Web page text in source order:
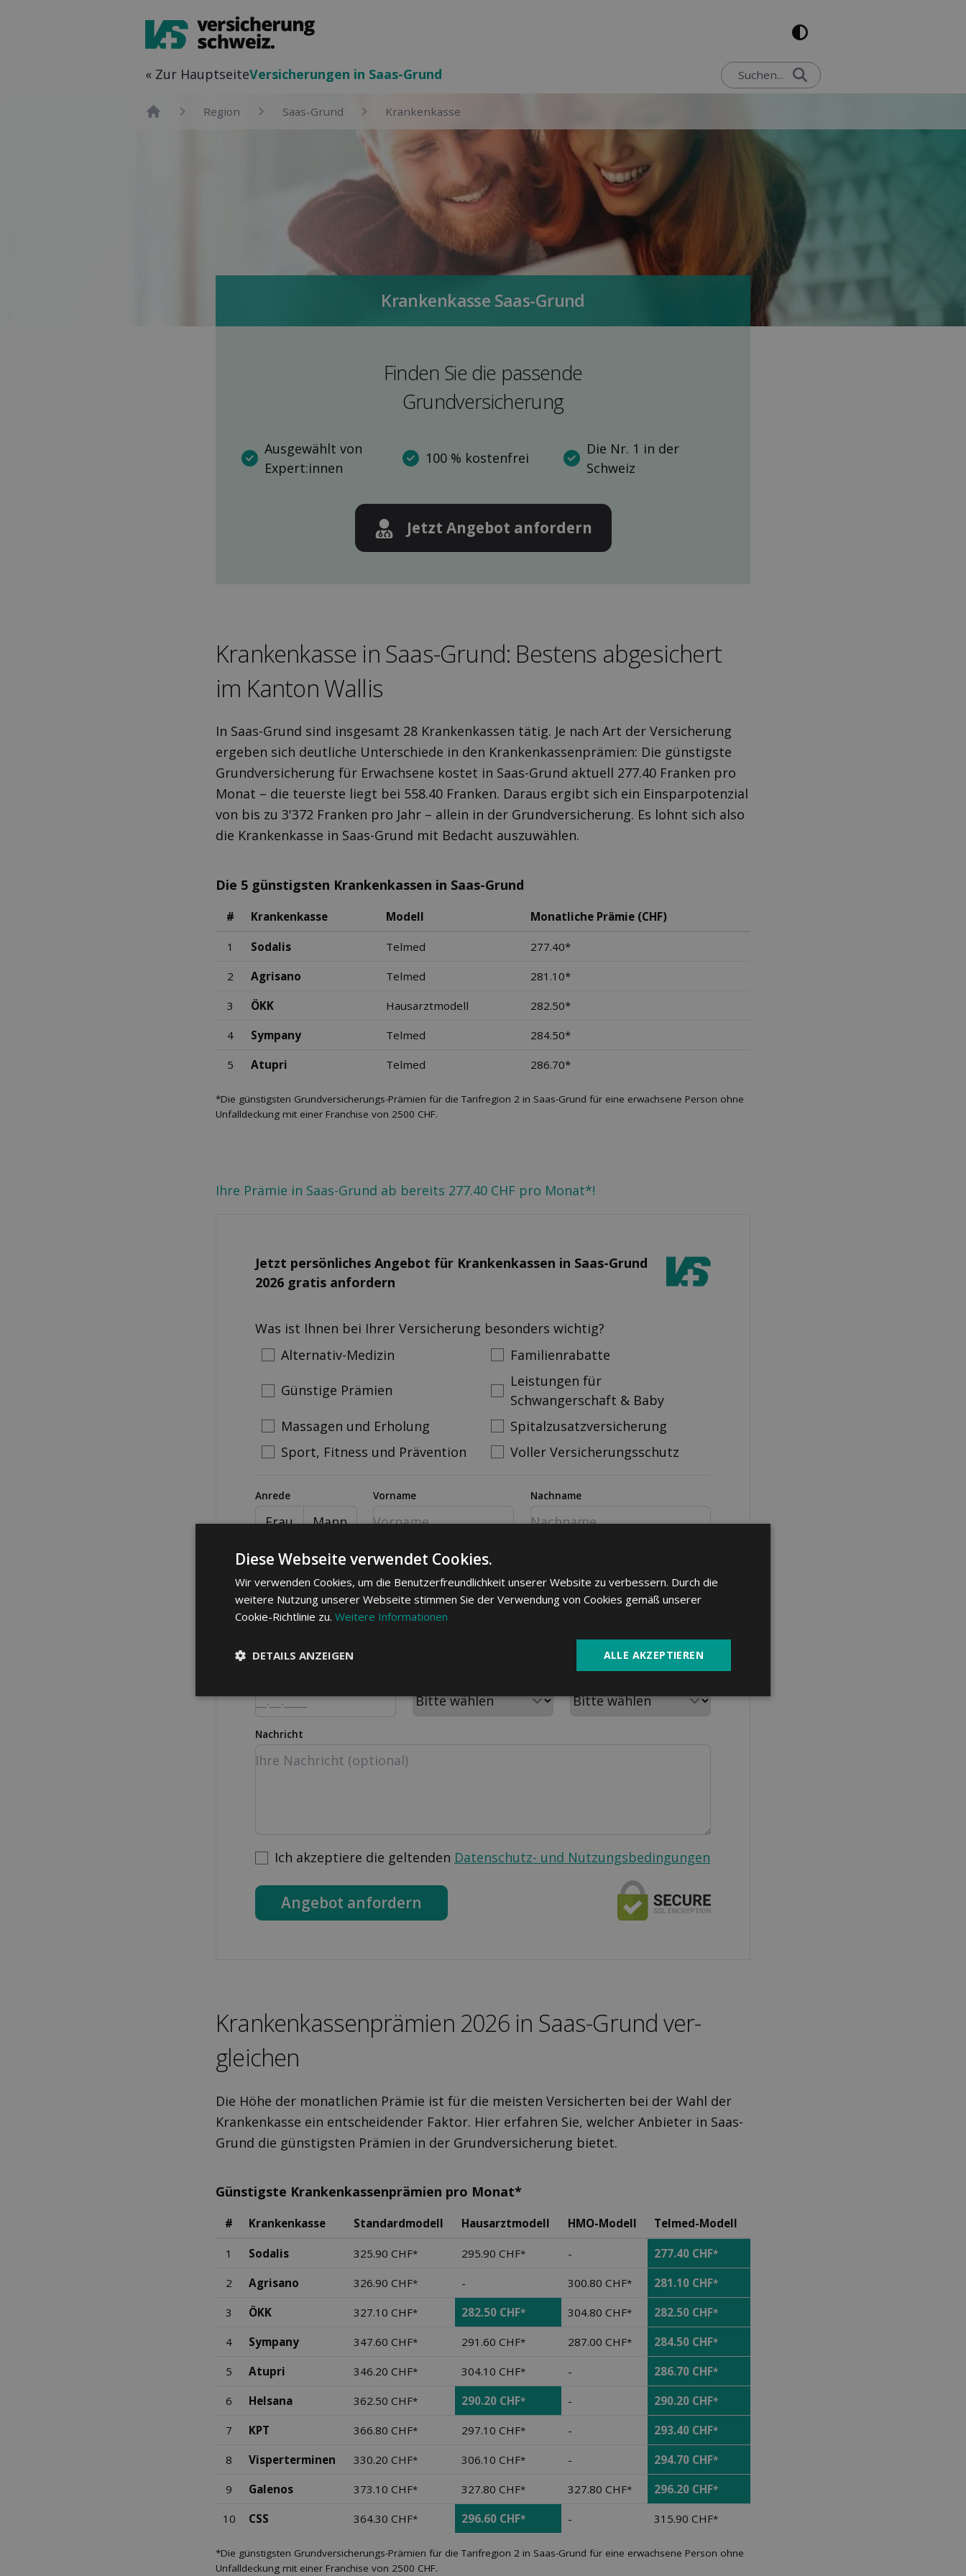
Suchen...
« Zur HauptseiteVersicher­ungen in Saas-Grund
Region Saas-Grund Kranken­kasse
Kranken­kasse Saas-Grund
Finden Sie die pas­sende
Grund­versicherung
Ausgewählt von
Expert:innen
100 % kostenfrei
Die Nr. 1 in der
Schweiz
Jetzt Angebot anfordern
Kranken­kasse in Saas-Grund: Bestens ab­gesichert
im Kanton Wallis
In Saas-Grund sind insgesamt 28 Krankenkassen tätig. Je nach Art der Versicherung
ergeben sich deutliche Unterschiede in den Krankenkassenprämien: Die günstigste
Grundversicherung für Erwachsene kostet in Saas-Grund aktuell 277.40 Franken pro
Monat – die teuerste liegt bei 558.40 Franken. Daraus ergibt sich ein Einsparpotenzial
von bis zu 3'372 Franken pro Jahr – allein in der Grundversicherung. Es lohnt sich also
die Krankenkasse in Saas-Grund mit Bedacht auszuwählen.
Die 5 günstigsten Krankenkassen in Saas-Grund
# Krankenkasse Modell Monatliche Prämie (CHF)
1 Sodalis Telmed 277.40*
2 Agrisano Telmed 281.10*
3 ÖKK Hausarztmodell 282.50*
4 Sympany Telmed 284.50*
5 Atupri Telmed 286.70*
*Die günstigsten Grundversicherungs-Prämien für die Tarifregion 2 in Saas-Grund für eine erwachsene Person ohne
Unfalldeckung mit einer Franchise von 2500 CHF.
Ihre Prämie in Saas-Grund ab bereits 277.40 CHF pro Monat*!
Jetzt persönliches Angebot für Kranken­kassen in Saas-Grund
2026 gratis anfordern
Was ist Ihnen bei Ihrer Versicherung besonders wichtig?
Alternativ-Medizin
Familienrabatte
Günstige Prämien
Leistungen für
Schwangerschaft & Baby
Massagen und Erholung
Spitalzusatzversicherung
Sport, Fitness und Prävention
Voller Versicherungsschutz
Anrede
Frau Mann
Vorname Nachname
Telefonnummer
Strasse Nr.
Personen im Haushalt
Nachricht
Ich akzeptiere die geltenden Datenschutz- und Nutzungsbedingungen
Angebot anfordern
Kranken­kassen­prämien 2026 in Saas-Grund ver­
gleichen
Die Höhe der monatlichen Prämie ist für die meisten Versicherten bei der Wahl der
Krankenkasse ein entscheidender Faktor. Hier erfahren Sie, welcher Anbieter in Saas-
Grund die günstigsten Prämien in der Grundversicherung bietet.
Günstigste Krankenkassenprämien pro Monat*
# Krankenkasse Standardmodell Hausarztmodell HMO-Modell Telmed-Modell
1 Sodalis 325.90 CHF* 295.90 CHF* - 277.40 CHF*
2 Agrisano 326.90 CHF* - 300.80 CHF* 281.10 CHF*
3 ÖKK 327.10 CHF* 282.50 CHF* 304.80 CHF* 282.50 CHF*
4 Sympany 347.60 CHF* 291.60 CHF* 287.00 CHF* 284.50 CHF*
5 Atupri 346.20 CHF* 304.10 CHF* - 286.70 CHF*
6 Helsana 362.50 CHF* 290.20 CHF* - 290.20 CHF*
7 KPT 366.80 CHF* 297.10 CHF* - 293.40 CHF*
8 Visperterminen 330.20 CHF* 306.10 CHF* - 294.70 CHF*
9 Galenos 373.10 CHF* 327.80 CHF* 327.80 CHF* 296.20 CHF*
10 CSS 364.30 CHF* 296.60 CHF* - 315.90 CHF*
*Die günstigsten Grundversicherungs-Prämien für die Tarifregion 2 in Saas-Grund für eine erwachsene Person ohne
Unfalldeckung mit einer Franchise von 2500 CHF.
Diese Webseite verwendet Cookies.
Wir verwenden Cookies, um die Benutzerfreundlichkeit unserer Website zu verbessern. Durch die
weitere Nutzung unserer Webseite stimmen Sie der Verwendung von Cookies gemäß unserer
Cookie-Richtlinie zu. Weitere Informationen
ALLE AKZEPTIEREN
DETAILS ANZEIGEN